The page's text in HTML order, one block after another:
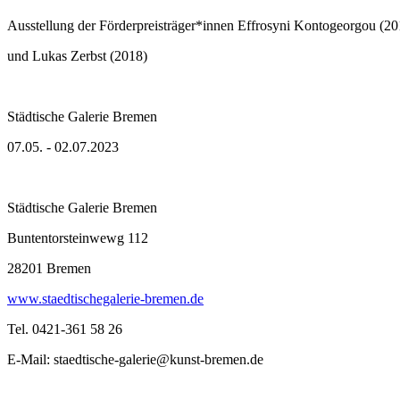
Ausstellung der Förderpreisträger*innen Effrosyni Kontogeorgou
und Lukas Zerbst (2018)
Städtische Galerie Bremen
07.05. - 02.07.2023
Städtische Galerie Bremen
Buntentorsteinwewg 112
28201 Bremen
www.staedtischegalerie-bremen.de
Tel. 0421-361 58 26
E-Mail: staedtische-galerie@kunst-bremen.de